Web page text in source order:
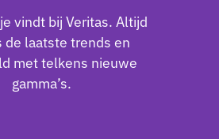
vindt bij Veritas. Altijd
de laatste trends en
met telkens nieuwe
gamma’s.